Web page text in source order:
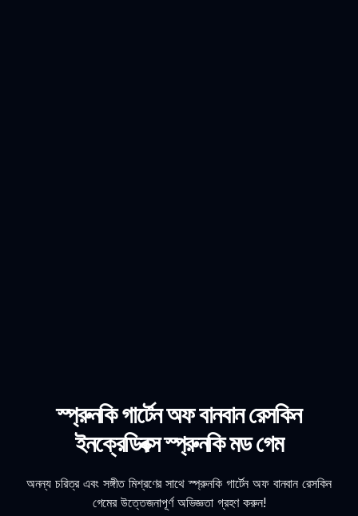
স্প্রুনকি গার্টেন অফ বানবান রেসকিন
ইনক্রেডিবক্স স্প্রুনকি মড গেম
অনন্য চরিত্র এবং সঙ্গীত মিশ্রণের সাথে স্প্রুনকি গার্টেন অফ বানবান রেসকিন
গেমের উত্তেজনাপূর্ণ অভিজ্ঞতা গ্রহণ করুন!